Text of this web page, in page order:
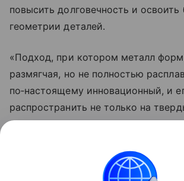
повысить долговечность и
геометрии деталей.
«Подход, при котором металл
размягчая, но не полностью
по‑настоящему инновационный, и
распространить не только на
и на другие материалы», отмечает
производители смогут наносить
только на режущие и наиболее